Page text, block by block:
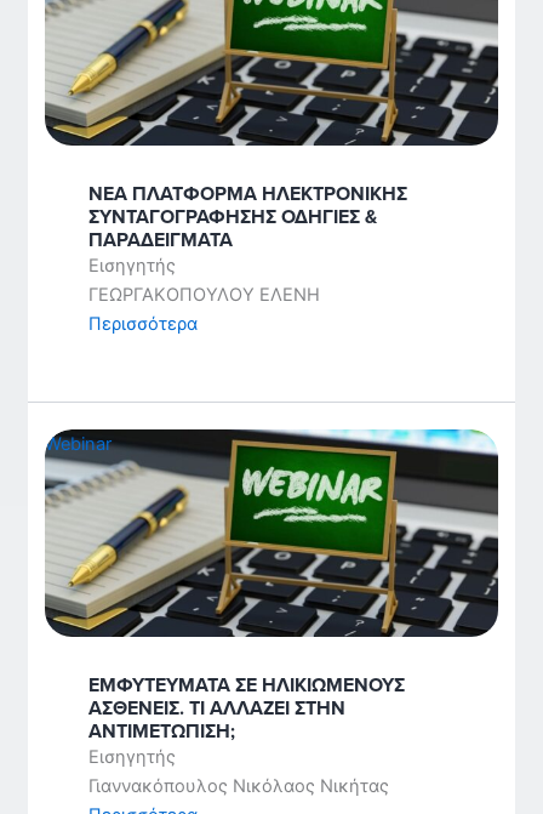
ΝΕΑ ΠΛΑΤΦΟΡΜΑ ΗΛΕΚΤΡΟΝΙΚΗΣ
ΣΥΝΤΑΓΟΓΡΑΦΗΣΗΣ ΟΔΗΓΙΕΣ &
ΠΑΡΑΔΕΙΓΜΑΤΑ
Εισηγητής
ΓΕΩΡΓΑΚΟΠΟΥΛΟΥ ΕΛΕΝΗ
Περισσότερα
Webinar
ΕΜΦΥΤΕΥΜΑΤΑ ΣΕ ΗΛΙΚΙΩΜΕΝΟΥΣ
ΑΣΘΕΝΕΙΣ. ΤΙ ΑΛΛΑΖΕΙ ΣΤΗΝ
ΑΝΤΙΜΕΤΩΠΙΣΗ;
Εισηγητής
Γιαννακόπουλος Νικόλαος Νικήτας